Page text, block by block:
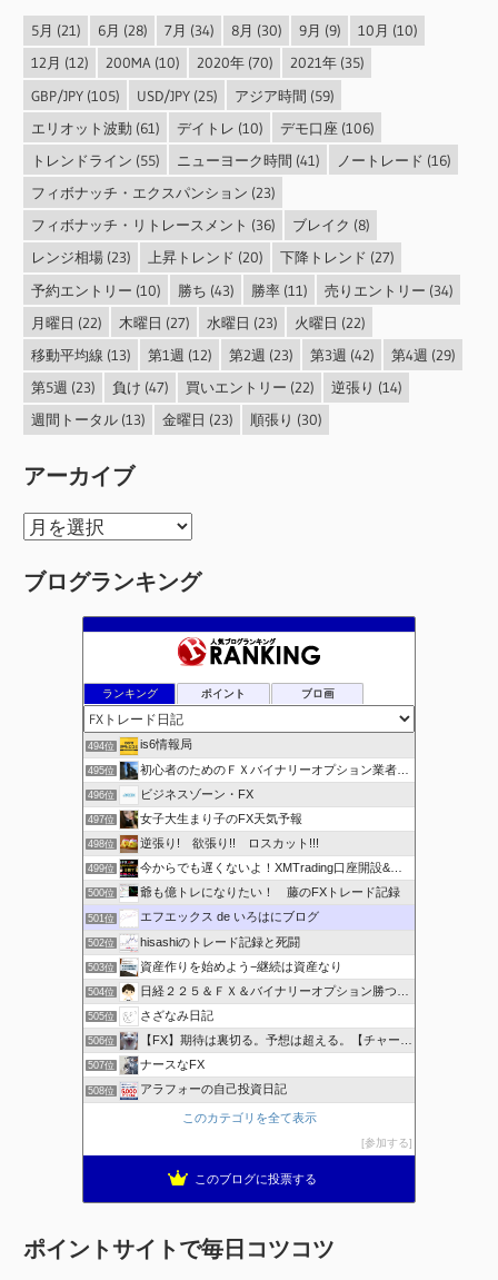
5月 (21) 6月 (28) 7月 (34) 8月 (30) 9月 (9) 10月 (10)
12月 (12) 200MA(10) 2020年(70) 2021年(35)
GBP/JPY(105) USD/JPY(25) アジア時間 (59)
エリオット波動 (61) デイトレ (10) デモ口座 (106)
トレンドライン (55) ニューヨーク時間 (41) ノートレード (16)
フィボナッチ・エクスパンション (23)
フィボナッチ・リトレースメント (36) ブレイク (8)
レンジ相場(23) 上昇トレンド (20) 下降トレンド (27)
予約エントリー (10) 勝ち (43) 勝率(11) 売りエントリー (34)
月曜日 (22) 木曜日 (27) 水曜日 (23) 火曜日 (22)
移動平均線 (13) 第1週 (12) 第2週 (23) 第3週 (42) 第4週 (29)
第5週 (23) 負け (47) 買いエントリー (22) 逆張り (14)
週間トータル(13) 金曜日 (23) 順張り (30)
アーカイブ
ア
カ
ブログランキング
ランキング ポイント ブロ画
494位 is6情報局
495位 初心者のためのＦＸバイナリーオプション業者比較.com
496位 ビジネスゾーン・FX
497位 女子大生まり子のFX天気予報
498位 逆張り! 欲張り!! ロスカット!!!
499位 今からでも遅くないよ！XMTrading口座開設&攻略ブログ
500位 爺も億トレになりたい！ 藤のFXトレード記録
501位 エフエックス de いろはにブログ
502位 hisashiのトレード記録と死闘
503位 資産作りを始めよう−継続は資産なり
504位 日経２２５＆ＦＸ＆バイナリーオプション勝つための
505位 さざなみ日記
506位 【FX】期待は裏切る。予想は超える。【チャート学びブログ】
507位 ナースなFX
508位 アラフォーの自己投資日記
このカテゴリを全て表示
参加する
このブログに投票する
ポイントサイトで毎日コツコツ